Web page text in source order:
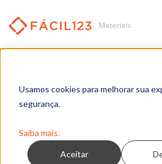
Usamos cookies para melhorar sua
segurança.
Saiba mais.
Aceitar
Materiais
Separamos para você
sobre os principais temas de
tributação para micro e